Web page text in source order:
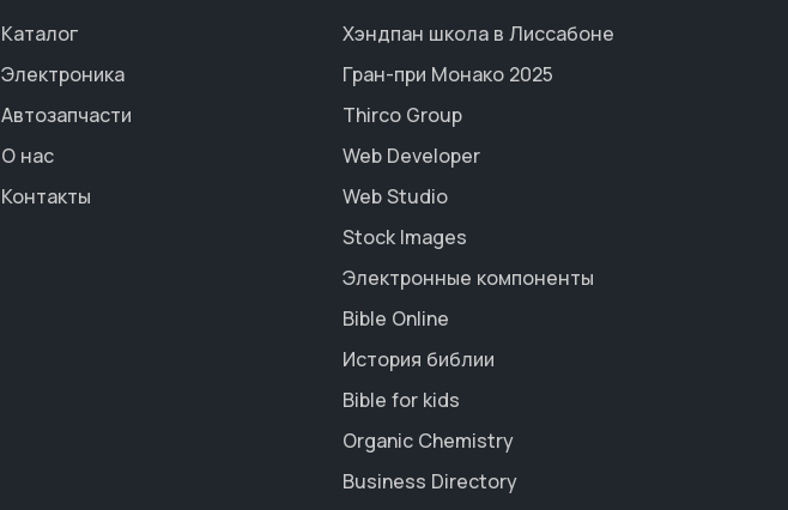
Каталог
Электроника
Автозапчасти
О нас
Контакты
Хэндпан школа в Лиссабоне
Гран-при Монако 2025
Thirco Group
Web Developer
Web Studio
Stock Images
Электронные компоненты
Bible Online
История библии
Bible for kids
Organic Chemistry
Business Directory